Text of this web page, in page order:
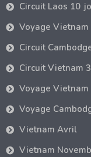
Circuit Laos 10
Voyage
Circuit
Circuit Vietnam
Voyage
Voyage
Vietnam Avril
Vietnam